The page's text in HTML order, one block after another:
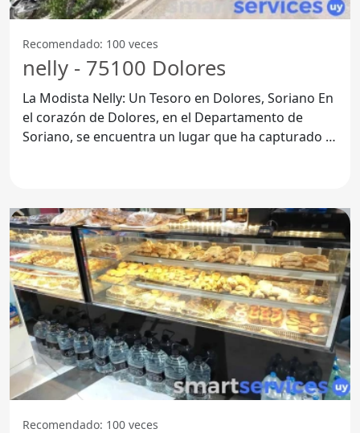
Recomendado: 100 veces
nelly - 75100 Dolores
La Modista Nelly: Un Tesoro en Dolores, Soriano En
el corazón de Dolores, en el Departamento de
Soriano, se encuentra un lugar que ha capturado la
Recomendado: 100 veces